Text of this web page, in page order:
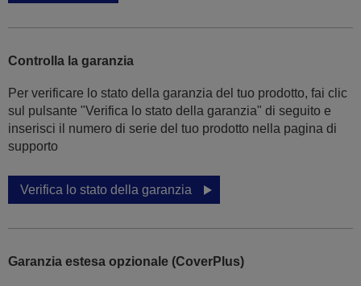
Controlla la garanzia
Per verificare lo stato della garanzia del tuo prodotto, fai clic
sul pulsante "Verifica lo stato della garanzia" di seguito e
inserisci il numero di serie del tuo prodotto nella pagina di
supporto
Verifica lo stato della garanzia
Garanzia estesa opzionale (CoverPlus)